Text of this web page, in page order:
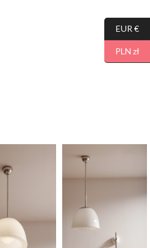
EUR €
PLN zł